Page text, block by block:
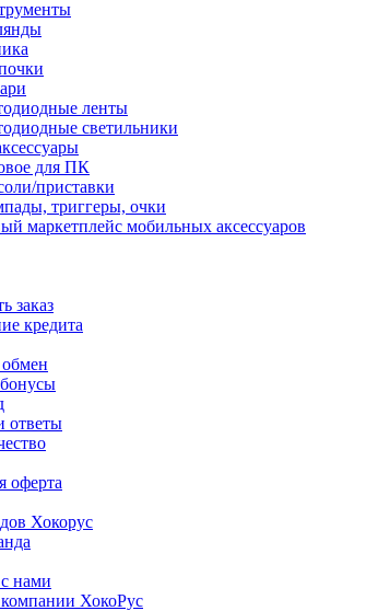
ленты
светильники
для ПК
приставки
триггеры, очки
маркетплейс мобильных аксессуаров
заказ
кредита
ответы
оферта
Хокорус
с нами
ХокоРус